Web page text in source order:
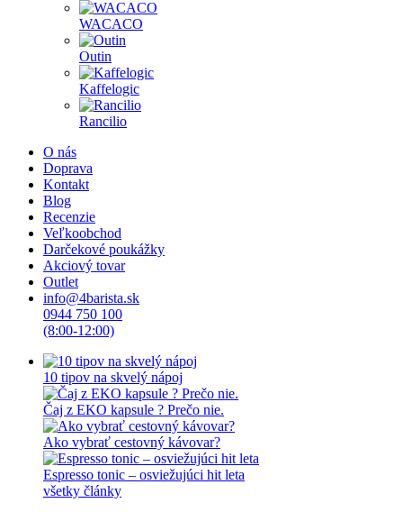
WACACO
Outin
Kaffelogic
Rancilio
O nás
Doprava
Kontakt
Blog
Recenzie
Veľkoobchod
Darčekové poukážky
Akciový tovar
Outlet
info@4barista.sk
0944 750 100
(8:00-12:00)
10 tipov na skvelý nápoj
Čaj z EKO kapsule ? Prečo nie.
Ako vybrať cestovný kávovar?
Espresso tonic – osviežujúci hit leta
všetky články